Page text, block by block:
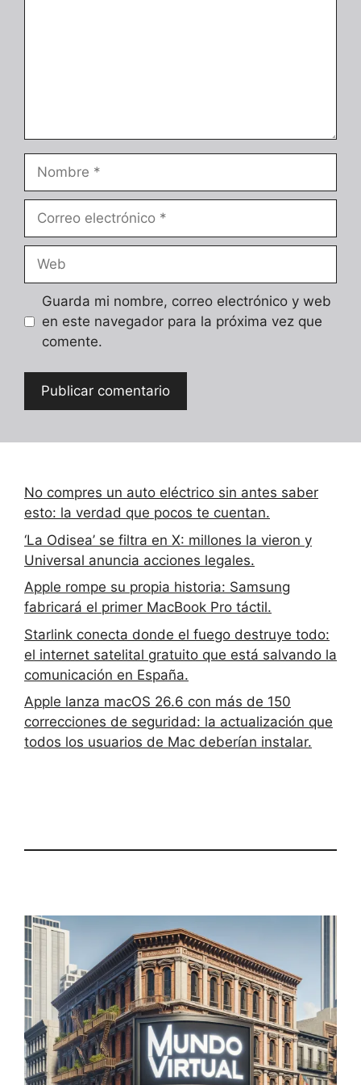
electrónico
Guarda mi nombre, correo electrónico y web
en este navegador para la próxima vez que
comente.
No compres un auto eléctrico sin antes saber
esto: la verdad que pocos te cuentan.
‘La Odisea’ se filtra en X: millones la vieron y
Universal anuncia acciones legales.
Apple rompe su propia historia: Samsung
fabricará el primer MacBook Pro táctil.
Starlink conecta donde el fuego destruye todo:
el internet satelital gratuito que está salvando la
comunicación en España.
Apple lanza macOS 26.6 con más de 150
correcciones de seguridad: la actualización que
todos los usuarios de Mac deberían instalar.